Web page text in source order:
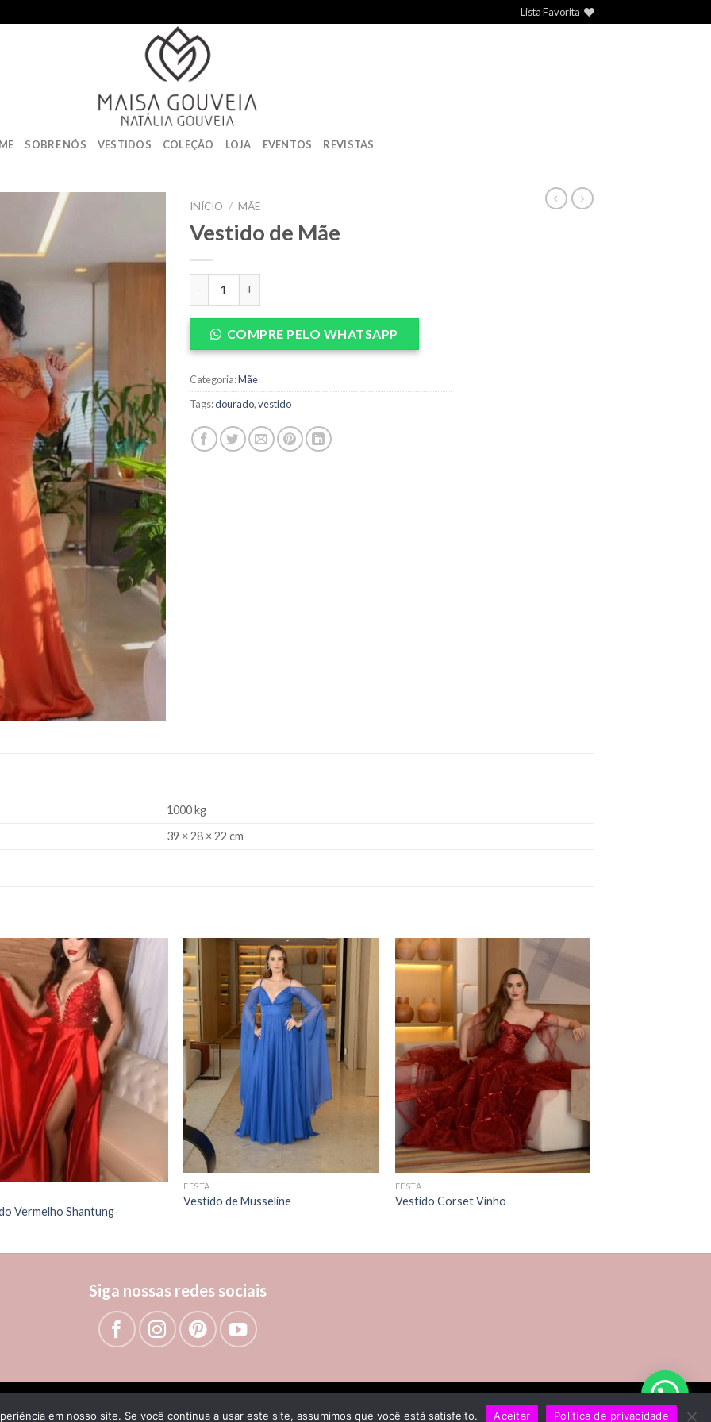
Lista Favorita
SOBRE NÓS VESTIDOS COLEÇÃO LOJA EVENTOS REVISTAS
wishlist
INÍCIO / MÃE
Vestido de Mãe
COMPRE PELO WHATSAPP
Categoria:Mãe
Tags:dourado,vestido
1000 kg
39 × 28 × 22 cm
Add to
wishlist
Vermelho Shantung
Add to
FESTA
Vestido de Musseline
Add to
FESTA
Vestido Corset Vinho
Siga nossas redes sociais
em nosso site. Se você continua a usar este site, assumimos que você está satisfeito. Aceitar Política de privacidade